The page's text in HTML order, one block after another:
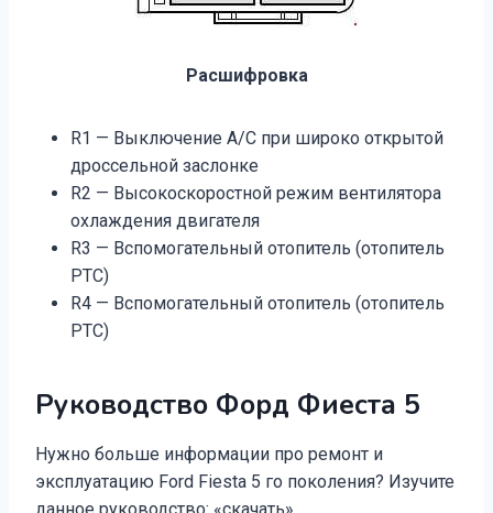
Расшифровка
R1 — Выключение А/С при широко открытой
дроссельной заслонке
R2 — Высокоскоростной режим вентилятора
охлаждения двигателя
R3 — Вспомогательный отопитель (отопитель
РТС)
R4 — Вспомогательный отопитель (отопитель
РТС)
Руководство Форд Фиеста 5
Нужно больше информации про ремонт и
эксплуатацию Ford Fiesta 5 го поколения? Изучите
данное руководство: «скачать»